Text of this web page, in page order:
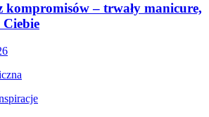
kompromisów – trwały manicure,